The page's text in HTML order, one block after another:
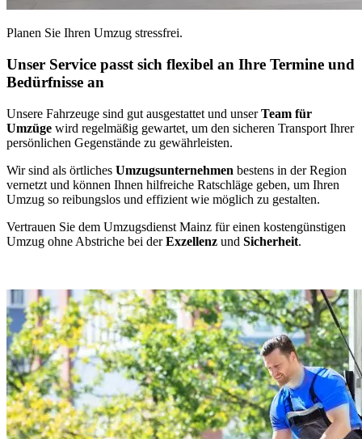
Planen Sie Ihren Umzug stressfrei.
Unser Service passt sich flexibel an Ihre Termine und
Bedürfnisse an
Unsere Fahrzeuge sind gut ausgestattet und unserTeam für
Umzüge wird regelmäßig gewartet, um den sicheren Transport Ihrer
persönlichen Gegenstände zu gewährleisten.
Wir sind als örtliches Umzugsunternehmen bestens in der Region
vernetzt und können Ihnen hilfreiche Ratschläge geben, um Ihren
Umzug so reibungslos und effizient wie möglich zu gestalten.
Vertrauen Sie dem Umzugsdienst Mainz für einen kostengünstigen
Umzug ohne Abstriche bei derExzellenz und Sicherheit.